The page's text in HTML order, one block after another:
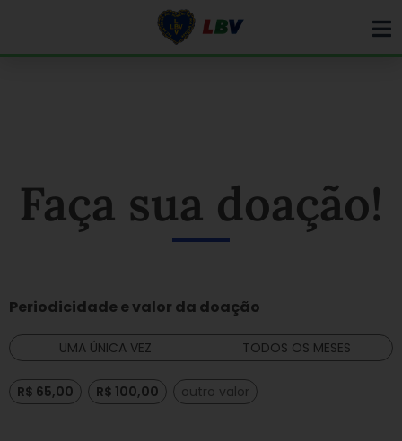
Faça sua doação!
Periodicidade e valor da doação
UMA ÚNICA VEZ TODOS OS MESES
R$ 65,00 R$ 100,00 outro valor